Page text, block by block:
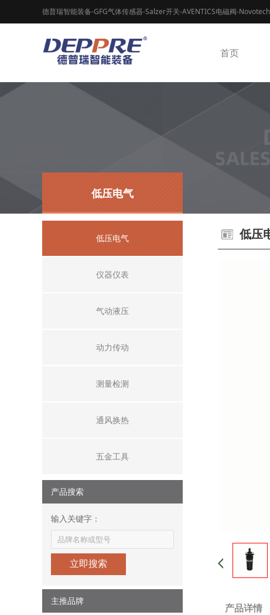
德普瑞智能装备-GFG气体传感器-Salzer开关-AVENTICS电磁阀-
首页
低压电气
低压电气
仪器仪表
气动液压
动力传动
测量检测
通风换热
五金工具
产品搜索
输入关键字：
立即搜索
主推品牌
低压
产品详情